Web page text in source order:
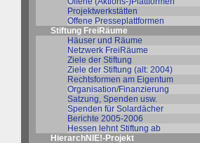
Projektwerkstätten
Offene Presseplattformen
Stiftung FreiRäume
Häuser und Räume
Netzwerk FreiRäume
Ziele der Stiftung
Ziele der Stiftung (alt: 2004)
Rechtsformen am Eigentum
Organisation/Finanzierung
Satzung, Spenden usw.
Spenden für Solardächer
Berichte 2005-2006
Hessen lehnt Stiftung ab
HierarchNIE!-Projekt